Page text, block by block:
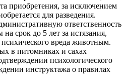
приобретения, за исключением
для разведения.
ответственность
срок до 5 лет за истязания,
вреда животным.
в питомниках и сахах
психологического
инструктажа о правилах